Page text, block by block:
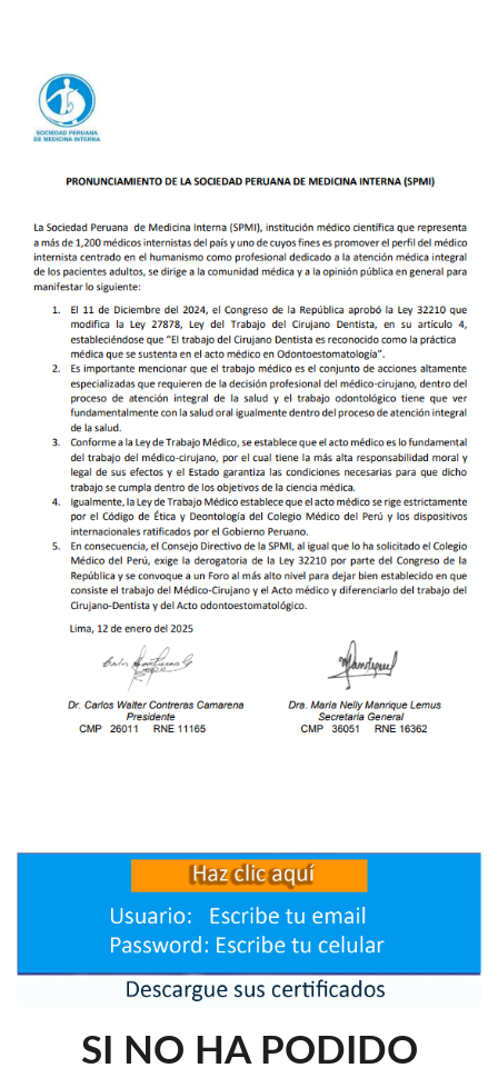
SI NO HA PODIDO